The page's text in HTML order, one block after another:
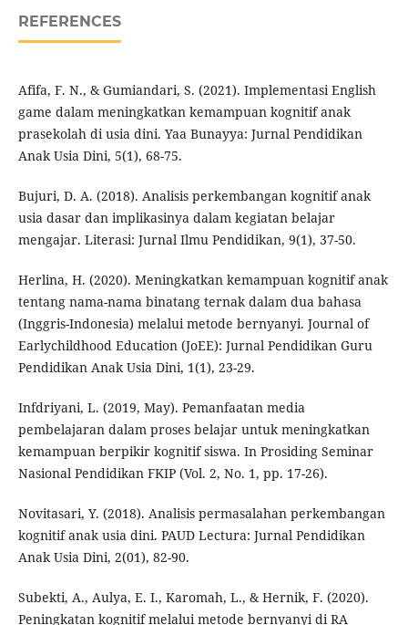
REFERENCES
Afifa, F. N., & Gumiandari, S. (2021). Implementasi English
game dalam meningkatkan kemampuan kognitif anak
prasekolah di usia dini. Yaa Bunayya: Jurnal Pendidikan
Anak Usia Dini, 5(1), 68-75.
Bujuri, D. A. (2018). Analisis perkembangan kognitif anak
usia dasar dan implikasinya dalam kegiatan belajar
mengajar. Literasi: Jurnal Ilmu Pendidikan, 9(1), 37-50.
Herlina, H. (2020). Meningkatkan kemampuan kognitif anak
tentang nama-nama binatang ternak dalam dua bahasa
(Inggris-Indonesia) melalui metode bernyanyi. Journal of
Earlychildhood Education (JoEE): Jurnal Pendidikan Guru
Pendidikan Anak Usia Dini, 1(1), 23-29.
Infdriyani, L. (2019, May). Pemanfaatan media
pembelajaran dalam proses belajar untuk meningkatkan
kemampuan berpikir kognitif siswa. In Prosiding Seminar
Nasional Pendidikan FKIP (Vol. 2, No. 1, pp. 17-26).
Novitasari, Y. (2018). Analisis permasalahan perkembangan
kognitif anak usia dini. PAUD Lectura: Jurnal Pendidikan
Anak Usia Dini, 2(01), 82-90.
Subekti, A., Aulya, E. I., Karomah, L., & Hernik, F. (2020).
Peningkatan kognitif melalui metode bernyanyi di RA